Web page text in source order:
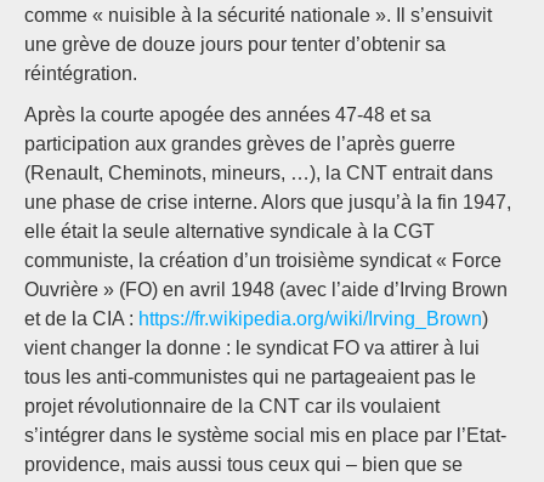
comme « nuisible à la sécurité nationale ». Il s’ensuivit
une grève de douze jours pour tenter d’obtenir sa
réintégration.
Après la courte apogée des années 47-48 et sa
participation aux grandes grèves de l’après guerre
(Renault, Cheminots, mineurs, …), la CNT entrait dans
une phase de crise interne. Alors que jusqu’à la fin 1947,
elle était la seule alternative syndicale à la CGT
communiste, la création d’un troisième syndicat « Force
Ouvrière » (FO) en avril 1948 (avec l’aide d’Irving Brown
et de la CIA : https://fr.wikipedia.org/wiki/Irving_Brown)
vient changer la donne : le syndicat FO va attirer à lui
tous les anti-communistes qui ne partageaient pas le
projet révolutionnaire de la CNT car ils voulaient
s’intégrer dans le système social mis en place par l’Etat-
providence, mais aussi tous ceux qui – bien que se